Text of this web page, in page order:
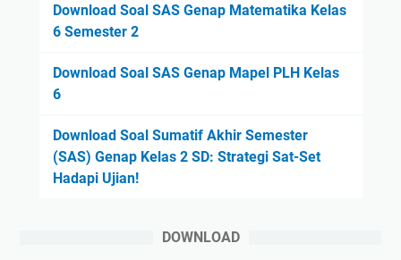
Download Soal SAS Genap Matematika Kelas
6 Semester 2
Download Soal SAS Genap Mapel PLH Kelas
6
Download Soal Sumatif Akhir Semester
(SAS) Genap Kelas 2 SD: Strategi Sat-Set
Hadapi Ujian!
DOWNLOAD